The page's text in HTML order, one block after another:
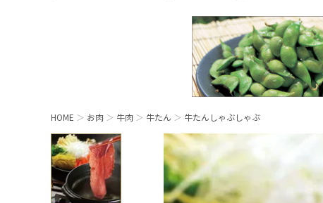
HOME お肉 牛肉 牛たん 牛たんしゃぶしゃぶ